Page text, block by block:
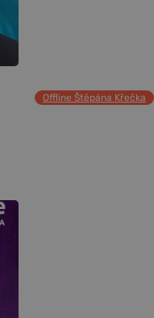
Offline Štěpána Křečka